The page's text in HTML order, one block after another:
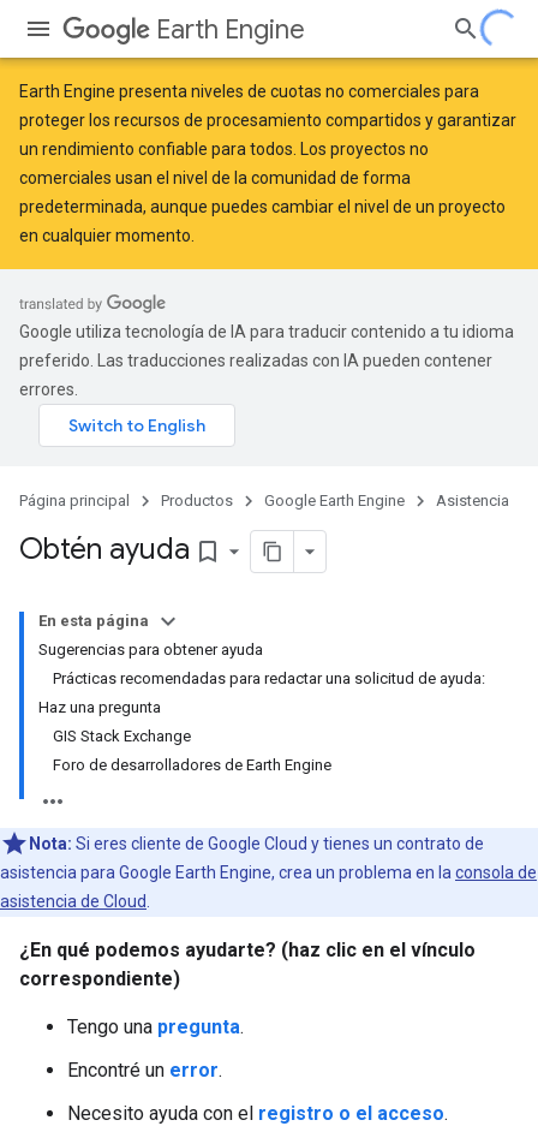
Earth Engine
Earth Engine presenta niveles de cuotas no comerciales para
proteger los recursos de procesamiento compartidos y garantizar
un rendimiento confiable para todos. Los proyectos no
comerciales usan el nivel de la comunidad de forma
predeterminada, aunque puedes cambiar el nivel de un proyecto
en cualquier momento.
Google utiliza tecnología de IA para traducir contenido a tu idioma
preferido. Las traducciones realizadas con IA pueden contener
errores.
Página principal Productos Google Earth Engine Asistencia
Obtén ayuda bookmark_border
En esta página
Sugerencias para obtener ayuda
Prácticas recomendadas para redactar una solicitud de ayuda:
Haz una pregunta
GIS Stack Exchange
Foro de desarrolladores de Earth Engine
Nota: Si eres cliente de Google Cloud y tienes un contrato de
asistencia para Google Earth Engine, crea un problema en la consola de
asistencia de Cloud
¿En qué podemos ayudarte? (haz clic en el vínculo
correspondiente)
Tengo una pregunta.
Encontré un error.
Necesito ayuda con el registro o el acceso.